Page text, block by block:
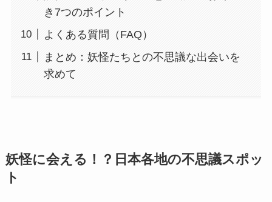
き7つのポイント
よくある質問（FAQ）
まとめ：妖怪たちとの不思議な出会いを
求めて
妖怪に会える！？日本各地の不思議スポッ
ト